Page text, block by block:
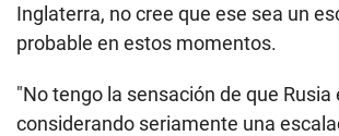
Inglaterra, no cree que ese sea un
probable en estos momentos.
"No tengo la sensación de que Rusia
considerando seriamente una